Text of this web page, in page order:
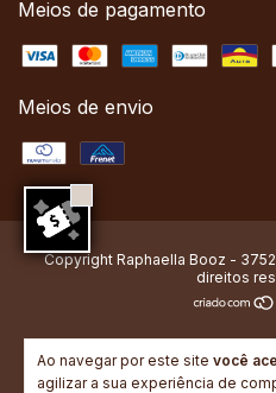
Ao navegar por este site você
agilizar a sua experiência de
Meios de pagamento
Meios de envio
Copyright Raphaella Booz -
direitos